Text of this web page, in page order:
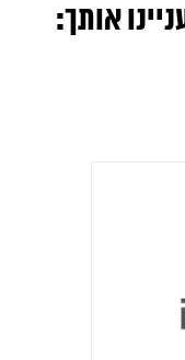
אותך: